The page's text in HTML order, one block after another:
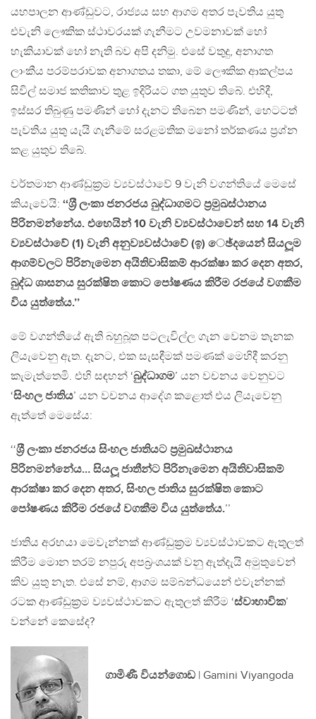
යහපාලන ආණ්ඩුවට, රාජ්‍යය සහ ආගම අතර පැවතිය යුතු
එවැනි ලෞකික ස්ථාවරයක් ගැනීමට උවමනාවක් හෝ
හැකියාවක් හෝ නැති බව අපි දනිමු. එසේ වතුදු, අනාගත
ලාංකීය පරම්පරාවක අනාගතය තකා, මේ ලෞකික ආකල්පය
සිවිල් සමාජ කතිකාව තුළ ඉදිරියට ගත යුතුව තිබේ. එහිදී,
ඉස්සර තිබුණු පමණින් හෝ දැනට තිබෙන පමණින්, හෙටටත්
පැවතිය යුතු යැයි ගැනීමේ සරළමතික මනෝ තර්කණය ප‍්‍රශ්න
කළ යුතුව තිබේ.
වර්තමාන ආණ්ඩුක‍්‍රම ව්‍යවස්ථාවේ 9 වැනි වගන්තියේ මෙසේ
කියැවෙයි: ‘‘ශ‍්‍රී ලංකා ජනරජය බුද්ධාගමට ප‍්‍රමුඛස්ථානය
පිරිනමන්නේය. එහෙයින් 10 වැනි ව්‍යවස්ථාවෙන් සහ 14 වැනි
ව්‍යවස්ථාවේ (1) වැනි අනුව්‍යවස්ථාවේ (ඉ) ෙඡ්දයෙන් සියලූම
ආගම්වලට පිරිනැමෙන අයිතිවාසිකම් ආරක්ෂා කර දෙන අතර,
බුද්ධ ශාසනය සුරක්ෂිත කොට පෝෂණය කිරීම රජයේ වගකීම
විය යුත්තේය.’’
මේ වගන්තියේ ඇති බහුබූත පටලැවිල්ල ගැන වෙනම තැනක
ලියැවෙනු ඇත. දැනට, එක සැසඳීමක් පමණක් මෙහිදී කරනු
කැමැත්තෙමි. එහි සඳහන් ‘බුද්ධාගම’ යන වචනය වෙනුවට
‘සිංහල ජාතිය’ යන වචනය ආදේශ කළොත් එය ලියැවෙනු
ඇත්තේ මෙසේය:
‘‘ශ‍්‍රී ලංකා ජනරජය සිංහල ජාතියට ප‍්‍රමුඛස්ථානය
පිරිනමන්නේය… සියලූ ජාතීන්ට පිරිනැමෙන අයිතිවාසිකම්
ආරක්ෂා කර දෙන අතර, සිංහල ජාතිය සුරක්ෂිත කොට
පෝෂණය කිරීම රජයේ වගකීම විය යුත්තේය.’’
ජාතිය අරභයා මෙවැන්නක් ආණ්ඩුක‍්‍රම ව්‍යවස්ථාවකට ඇතුලත්
කිරීම මොන තරම් නපුරු අපබ‍්‍රංශයක් වනු ඇත්දැයි අමුතුවෙන්
කිව යුතු නැත. එසේ නම්, ආගම සම්බන්ධයෙන් එවැන්නක්
රටක ආණ්ඩුක‍්‍රම ව්‍යවස්ථාවකට ඇතුලත් කිරීම ‘ස්වාභාවික’
වන්නේ කෙසේද?
ගාමිණී වියන්ගොඩ | Gamini Viyangoda